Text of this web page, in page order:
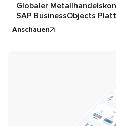
Globaler
SAP BusinessObjects
anschauen